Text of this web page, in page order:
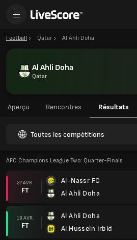
Football Qatar Al Ahli Doha
Al Ahli Doha
Qatar
Aperçu Rencontres Résultats
Toutes les compétitions
AFC Champions League Two: Quarter-Finals
22 AVR.
FT
Al-Nassr FC
Al Ahli Doha
19 AVR.
FT
Al Ahli Doha
Al Hussein Irbid